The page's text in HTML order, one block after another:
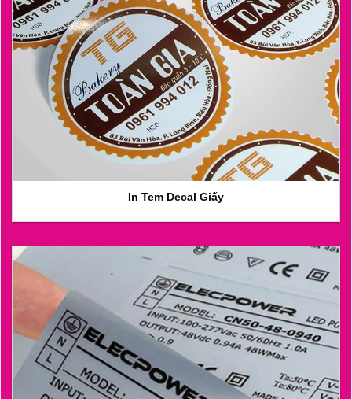
In Tem Decal Giấy